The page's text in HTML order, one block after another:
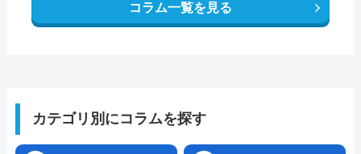
コラム一覧を見る
カテゴリ別にコラムを探す